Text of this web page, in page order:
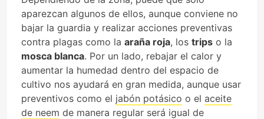
aparezcan algunos de ellos, aunque conviene no
bajar la guardia y realizar acciones preventivas
contra plagas como la araña roja, los trips o la
mosca blanca. Por un lado, rebajar el calor y
aumentar la humedad dentro del espacio de
cultivo nos ayudará en gran medida, aunque usar
preventivos como el jabón potásico o el aceite
de neem de manera regular será igual de